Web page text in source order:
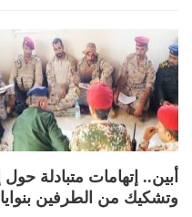
أبين.. إتهامات متبادلة
وتشكيك من الطرفين